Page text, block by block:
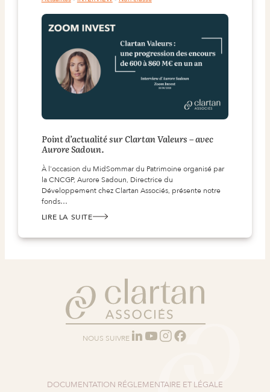
PLUS
BANQUE
IRLANDAISE.
Point d’actualité sur Clartan Valeurs – avec
Aurore Sadoun.
À l'occasion du MidSommar du Patrimoine organisé par
la CNCGP, Aurore Sadoun, Directrice du
Développement chez Clartan Associés, présente notre
fonds…
LIRE LA SUITE
:
SUR
NOUS SUIVRE
DOCUMENTATION RÉGLEMENTAIRE ET LÉGALE